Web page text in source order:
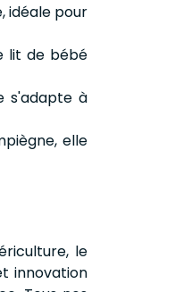
idéale pour
lit de bébé
s'adapte à
elle
le
innovation